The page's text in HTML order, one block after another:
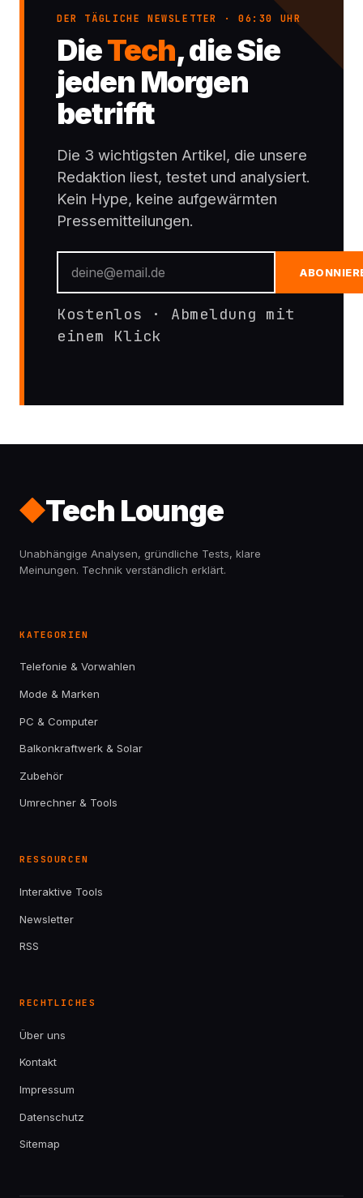
DER TÄGLICHE NEWSLETTER · 06:30 UHR
DieTech, die Sie
jeden Morgen
betrifft
Die 3 wichtigsten Artikel, die unsere
Redaktion liest, testet und analysiert.
Kein Hype, keine aufgewärmten
Pressemitteilungen.
Kostenlos · Abmeldung mit
einem Klick
Tech Lounge
Unabhängige Analysen, gründliche Tests, klare
Meinungen. Technik verständlich erklärt.
KATEGORIEN
Telefonie & Vorwahlen
Mode & Marken
PC & Computer
Balkonkraftwerk & Solar
Zubehör
Umrechner & Tools
RESSOURCEN
Interaktive Tools
Newsletter
RSS
RECHTLICHES
Über uns
Kontakt
Impressum
Datenschutz
Sitemap